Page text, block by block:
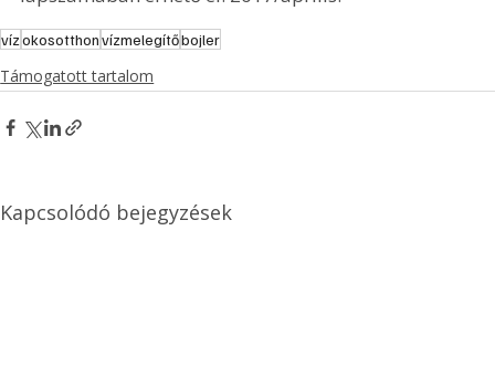
vízokosotthonvízmelegítőbojler
Támogatott tartalom
Kapcsolódó bejegyzések